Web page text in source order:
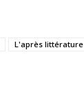
L'après littérature